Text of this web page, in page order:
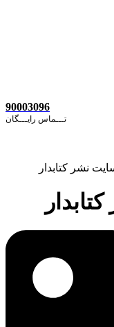
90003096
تـــماس رایـــگان
نشر کتابدار